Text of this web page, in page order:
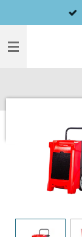
direct
naar